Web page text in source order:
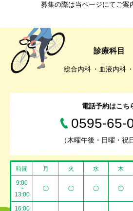
募集の際は当ページにてご案
診療科目
総合内科 血液内科
電話予約はこち
0595-65-
（木曜午後・日曜・祝
時間 月 火 水 木
9:00
~
13:00
◯ ◯ ◯ ◯
16:00